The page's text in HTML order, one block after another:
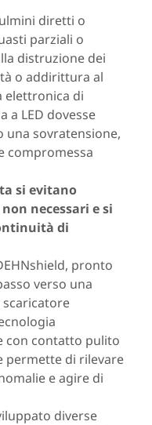
diretti o
parziali o
distruzione dei
o addirittura al
elettronica di
a LED dovesse
una sovratensione,
compromessa
si evitano
necessari e si
di
pronto
verso una
con contatto pulito
permette di rilevare
e agire di
diverse